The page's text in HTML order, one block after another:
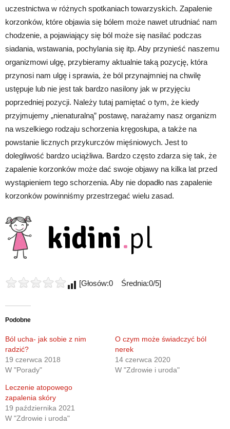
uczestnictwa w różnych spotkaniach towarzyskich. Zapalenie
korzonków, które objawia się bólem może nawet utrudniać nam
chodzenie, a pojawiający się ból może się nasilać podczas
siadania, wstawania, pochylania się itp. Aby przynieść naszemu
organizmowi ulgę, przybieramy aktualnie taką pozycję, która
przynosi nam ulgę i sprawia, że ból przynajmniej na chwilę
ustępuje lub nie jest tak bardzo nasilony jak w przyjęciu
poprzedniej pozycji. Należy tutaj pamiętać o tym, że kiedy
przyjmujemy „nienaturalną” postawę, narażamy nasz organizm
na wszelkiego rodzaju schorzenia kręgosłupa, a także na
powstanie licznych przykurczów mięśniowych. Jest to
dolegliwość bardzo uciążliwa. Bardzo często zdarza się tak, że
zapalenie korzonków może dać swoje objawy na kilka lat przed
wystąpieniem tego schorzenia. Aby nie dopadło nas zapalenie
korzonków powinniśmy przestrzegać wielu zasad.
[Głosów:0 Średnia:0/5]
Podobne
Ból ucha- jak sobie z nim
radzić?
19 czerwca 2018
W "Porady"
O czym może świadczyć ból
nerek
14 czerwca 2020
W "Zdrowie i uroda"
Leczenie atopowego
zapalenia skóry
19 października 2021
W "Zdrowie i uroda"